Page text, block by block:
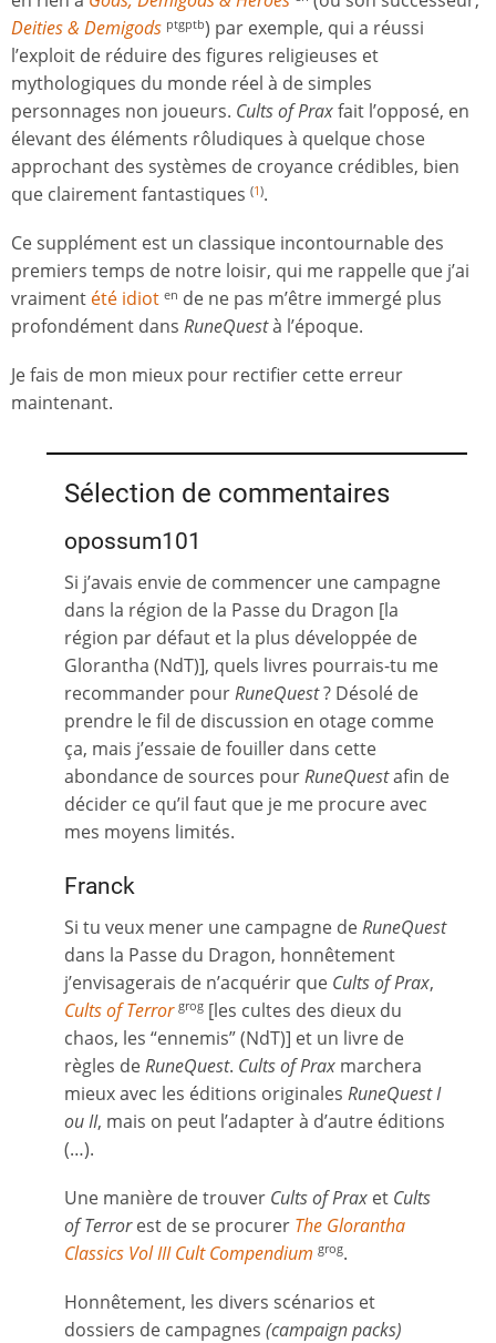
Deities & Demigods ptgptb) par exemple, qui a réussi
l’exploit de réduire des figures religieuses et
mythologiques du monde réel à de simples
personnages non joueurs. Cults of Praxfait l’opposé, en
élevant des éléments rôludiques à quelque chose
approchant des systèmes de croyance crédibles, bien
que clairement fantastiques (1).
Ce supplément est un classique incontournable des
premiers temps de notre loisir, qui me rappelle que j’ai
vraiment été idiot en de ne pas m’être immergé plus
profondément dans RuneQuestà l’époque.
Je fais de mon mieux pour rectifier cette erreur
maintenant.
Sélection de commentaires
opossum101
Si j’avais envie de commencer une campagne
dans la région de la Passe du Dragon [la
région par défaut et la plus développée de
Glorantha (NdT)], quels livres pourrais-tu me
recommander pourRuneQuest? Désolé de
prendre le fil de discussion en otage comme
ça, mais j’essaie de fouiller dans cette
abondance de sources pourRuneQuestafin de
décider ce qu’il faut que je me procure avec
mes moyens limités.
Franck
Si tu veux mener une campagne deRuneQuest
dans la Passe du Dragon, honnêtement
j’envisagerais de n’acquérir que Cults of Prax,
Cults of Terror grog [les cultes des dieux du
chaos, les “ennemis” (NdT)] et un livre de
règles deRuneQuest. Cults of Prax marchera
mieux avec les éditions originales RuneQuest I
ou II, mais on peut l’adapter à d’autre éditions
(…).
Une manière de trouver Cults of Prax et Cults
of Terrorest de se procurer The Glorantha
Classics Vol III Cult Compendium grog.
Honnêtement, les divers scénarios et
dossiers de campagnes (campaign packs)